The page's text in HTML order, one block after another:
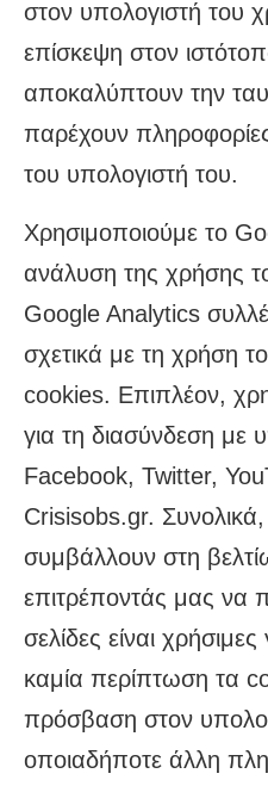
στον υπολογιστή του
επίσκεψη στον
αποκαλύπτουν την
παρέχουν
του υπολογιστή του.
Χρησιμοποιούμε το
ανάλυση της χρήσης
Google Analytics
σχετικά με τη χρήση
cookies. Επιπλέον,
για τη διασύνδεση με
Facebook, Twitter,
Crisisobs.gr.
συμβάλλουν στη
επιτρέποντάς μας να
σελίδες είναι
καμία περίπτωση τα
πρόσβαση στον
οποιαδήποτε άλλη